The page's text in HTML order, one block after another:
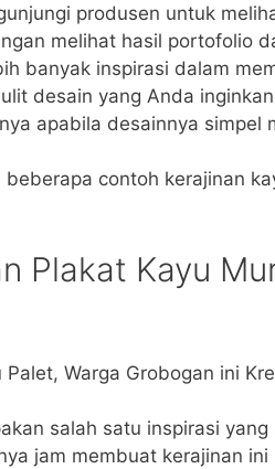
produsen untuk
melihat hasil portofolio
banyak inspirasi dalam
desain yang Anda
apabila desainnya simpel
contoh kerajinan
Plakat Kayu
salah satu inspirasi
jam membuat kerajinan